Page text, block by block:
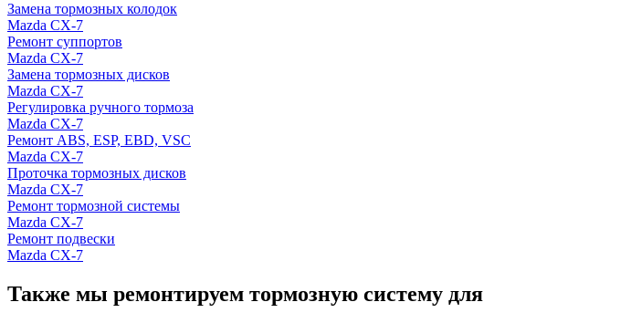
Замена тормозных колодок
Mazda CX-7
Ремонт суппортов
Mazda CX-7
Замена тормозных дисков
Mazda CX-7
Регулировка ручного тормоза
Mazda CX-7
Ремонт ABS, ESP, EBD, VSC
Mazda CX-7
Проточка тормозных дисков
Mazda CX-7
Ремонт тормозной системы
Mazda CX-7
Ремонт подвески
Mazda CX-7
Также мы ремонтируем тормозную систему для